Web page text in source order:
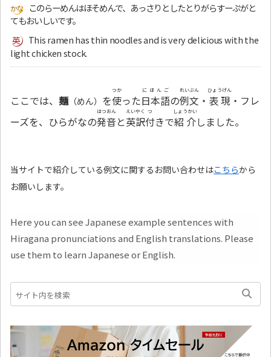
このらーめんはほそめんで、あっさりとしたとりがらすーぷがと
てもおいしいです。
This ramen has thin noodles and is very delicious with the
light chicken stock.
ここでは、 麺（めん） を使
つか
った日本語
にほんご
の例文
れいぶん
・ 表現
ひょうげん
・フレ
ーズを、ひらがなの発音
はつおん
と英訳
えいやく
付
つ
きで紹介
しょうかい
しました。
当サイトで紹介している例文に関するお問い合わせはこちらから
お願いします。
Here you can see Japanese example sentences with
Hiragana pronunciations and English translations. Please
use them to learn Japanese or English.